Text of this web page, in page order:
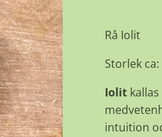
Rå Iolit
Storlek
Iolit
intuition